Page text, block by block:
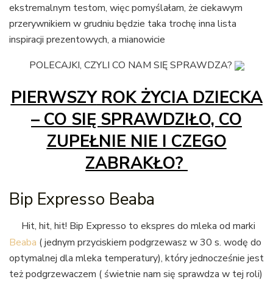
ekstremalnym testom, więc pomyślałam, że ciekawym
przerywnikiem w grudniu będzie taka trochę inna lista
inspiracji prezentowych, a mianowicie
POLECAJKI, CZYLI CO NAM SIĘ SPRAWDZA?
PIERWSZYROK ŻYCIA DZIECKA
– CO SIĘ SPRAWDZIŁO, CO
ZUPEŁNIE NIE I CZEGO
ZABRAKŁO?
Bip Expresso Beaba
Hit, hit, hit! Bip Expresso to ekspres do mleka od marki
Beaba ( jednym przyciskiem podgrzewasz w 30 s. wodę do
optymalnej dla mleka temperatury), który jednocześnie jest
też podgrzewaczem ( świetnie nam się sprawdza w tej roli)